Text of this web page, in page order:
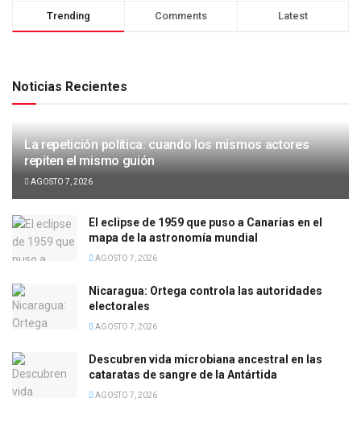
Trending Comments Latest
Noticias Recientes
La repetición política: cuando los mismos actores
repiten el mismo guión
AGOSTO 7, 2026
El eclipse de 1959 que puso a Canarias en el
mapa de la astronomía mundial
AGOSTO 7, 2026
Nicaragua: Ortega controla las autoridades
electorales
AGOSTO 7, 2026
Descubren vida microbiana ancestral en las
cataratas de sangre de la Antártida
AGOSTO 7, 2026